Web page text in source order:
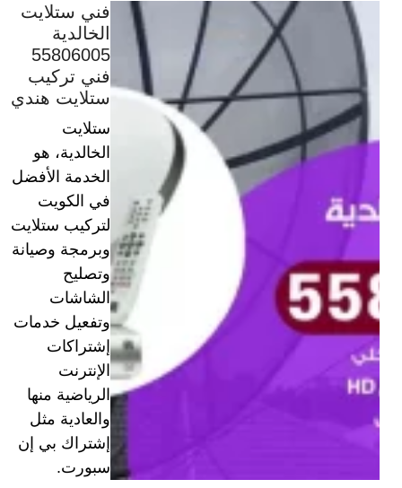
فني ستلايت
الخالدية
55806005
فني تركيب
ستلايت هندي
ستلايت
الخالدية، هو
الخدمة الأفضل
في الكويت
لتركيب ستلايت
وبرمجة وصيانة
وتصليح
الشاشات
وتفعيل خدمات
إشتراكات
الإنترنت
الرياضية منها
والعادية مثل
إشتراك بي إن
سبورت.